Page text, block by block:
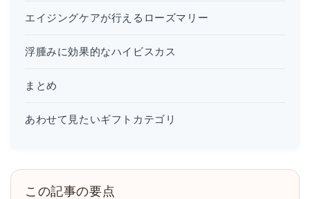
エイジングケアが行えるローズマリー
浮腫みに効果的なハイビスカス
まとめ
あわせて見たいギフトカテゴリ
この記事の要点